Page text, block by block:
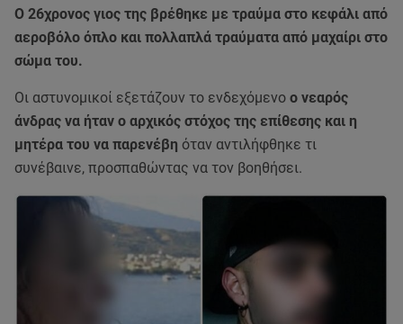
Ο 26χρονος γιος της βρέθηκε με τραύμα στο κεφάλι από
αεροβόλο όπλο και πολλαπλά τραύματα από μαχαίρι στο
σώμα του.
Οι αστυνομικοί εξετάζουν το ενδεχόμενο ο νεαρός
άνδρας να ήταν ο αρχικός στόχος της επίθεσης και η
μητέρα του να παρενέβη όταν αντιλήφθηκε τι
συνέβαινε, προσπαθώντας να τον βοηθήσει.